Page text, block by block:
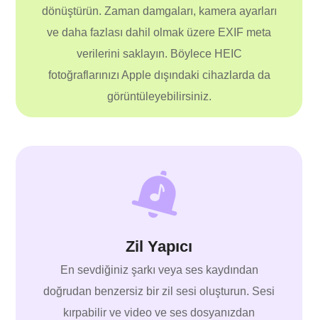
dönüştürün. Zaman damgaları, kamera ayarları
ve daha fazlası dahil olmak üzere EXIF ​​meta
verilerini saklayın. Böylece HEIC
fotoğraflarınızı Apple dışındaki cihazlarda da
görüntüleyebilirsiniz.
Zil Yapıcı
En sevdiğiniz şarkı veya ses kaydından
doğrudan benzersiz bir zil sesi oluşturun. Sesi
kırpabilir ve video ve ses dosyanızdan